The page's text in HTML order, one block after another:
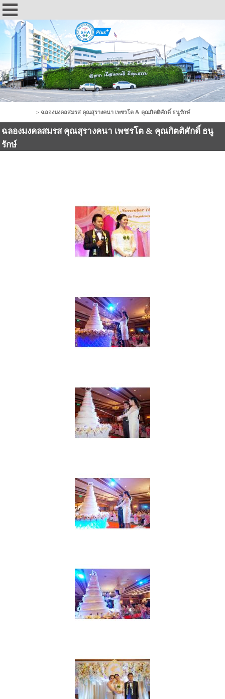
> ฉลองมงคลสมรส คุณสุรางคนา เพชรโต & คุณกิตติศักดิ์ ธนูรักษ์
ฉลองมงคลสมรส คุณสุรางคนา เพชรโต & คุณกิตติศักดิ์ ธนู
รักษ์